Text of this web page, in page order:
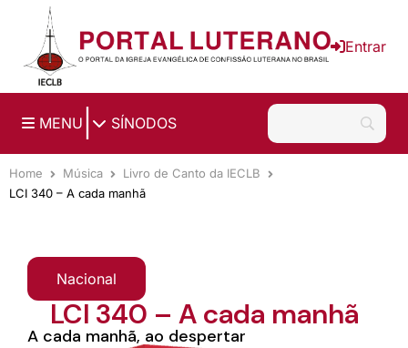
Ir para o conteúdo principal
Entrar
MENU SÍNODOS
Home Música
Livro de Canto da IECLB
LCI 340 – A cada manhã
Nacional
LCI 340 – A cada manhã
A cada manhã, ao despertar